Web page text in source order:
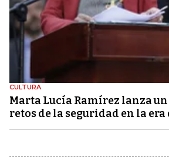
CULTURA
Marta Lucía Ramírez lanza
retos de la seguridad en la era